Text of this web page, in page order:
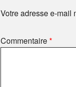
Votre adresse e-mail
Commentaire*